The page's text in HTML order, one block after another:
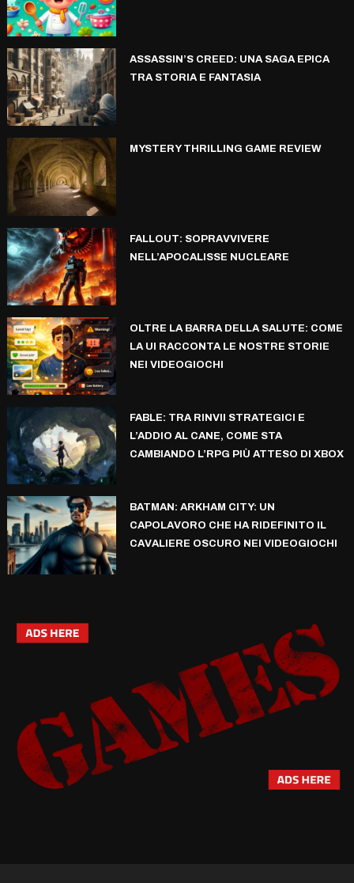
ASSASSIN’S CREED: UNA SAGA EPICA
TRA STORIA E FANTASIA
MYSTERY THRILLING GAME REVIEW
FALLOUT: SOPRAVVIVERE
NELL’APOCALISSE NUCLEARE
OLTRE LA BARRA DELLA SALUTE: COME
LA UI RACCONTA LE NOSTRE STORIE
NEI VIDEOGIOCHI
FABLE: TRA RINVII STRATEGICI E
L’ADDIO AL CANE, COME STA
CAMBIANDO L’RPG PIÙ ATTESO DI XBOX
BATMAN: ARKHAM CITY: UN
CAPOLAVORO CHE HA RIDEFINITO IL
CAVALIERE OSCURO NEI VIDEOGIOCHI